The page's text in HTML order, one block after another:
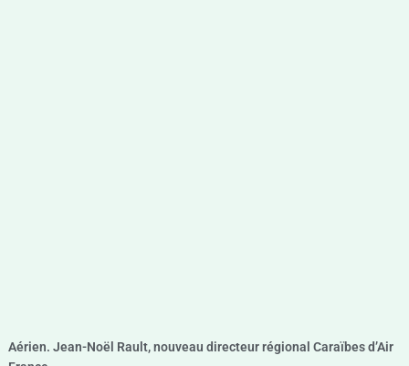
Aérien. Jean-Noël Rault, nouveau directeur régional Caraïbes d’Air